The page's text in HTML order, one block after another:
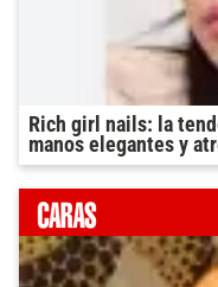
Rich girl nails: la
manos elegantes y